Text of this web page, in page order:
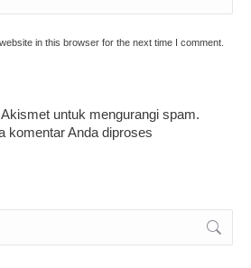
in this browser for the next time I comment.
untuk mengurangi spam.
komentar Anda diproses